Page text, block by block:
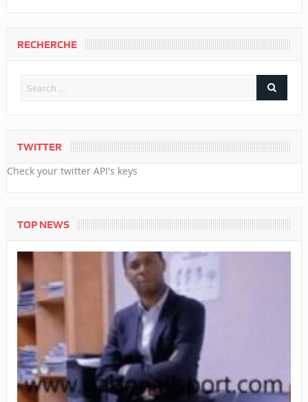
RECHERCHE
TWITTER
Check your twitter API's keys
TOP NEWS